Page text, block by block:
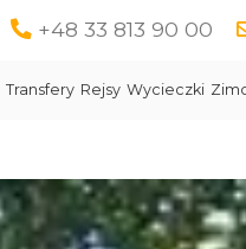
+48 33 813 90 00
Transfery Rejsy Wycieczki